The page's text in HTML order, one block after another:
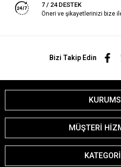
7 / 24 DESTEK
Öneri ve şikayetlerinizi bize
Bizi Takip Edin
MÜŞTERİ